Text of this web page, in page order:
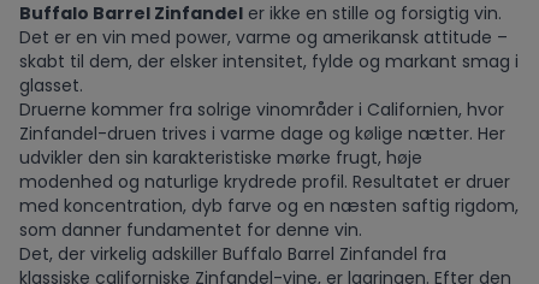
Buffalo Barrel Zinfandel er ikke en stille og forsigtig vin.
Det er en vin med power, varme og amerikansk attitude –
skabt til dem, der elsker intensitet, fylde og markant smag i
glasset.
Druerne kommer fra solrige vinområder i Californien, hvor
Zinfandel-druen trives i varme dage og kølige nætter. Her
udvikler den sin karakteristiske mørke frugt, høje
modenhed og naturlige krydrede profil. Resultatet er druer
med koncentration, dyb farve og en næsten saftig rigdom,
som danner fundamentet for denne vin.
Det, der virkelig adskiller Buffalo Barrel Zinfandel fra
klassiske californiske Zinfandel-vine, er lagringen. Efter den